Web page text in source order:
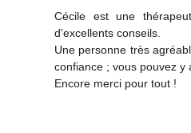
Cécile est une
d'excellents conseils.
Une personne très
confiance ; vous pouvez y
Encore merci pour tout !